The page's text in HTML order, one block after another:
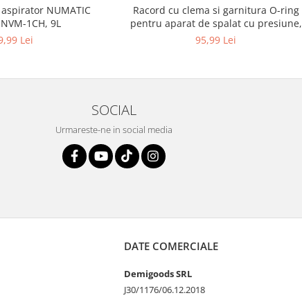
NUMATIC
1CH, 9L
Lei
Racord cu clema si garnitura O-ring
pentru aparat de spalat cu presiune,
KARCHER 4.064-047.0, K2, K3, K4
95,99 Lei
SOCIAL
Urmareste-ne in social media
DATE COMERCIALE
Demigoods SRL
J30/1176/06.12.2018